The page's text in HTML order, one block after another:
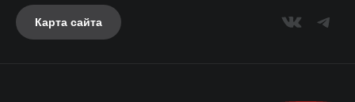
Карта сайта